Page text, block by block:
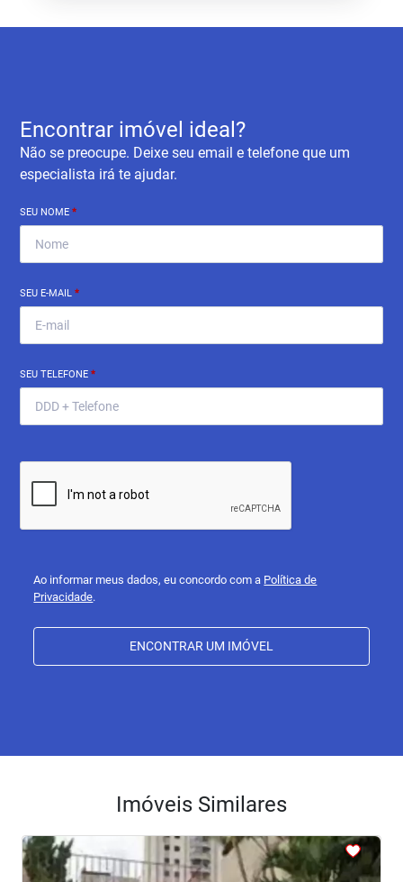
Encontrar imóvel ideal?
Não se preocupe. Deixe seu email e telefone que um
especialista irá te ajudar.
SEU NOME*
SEU E-MAIL*
SEU TELEFONE*
Ao informar meus dados, eu concordo com a Política de
Privacidade.
ENCONTRAR UM IMÓVEL
Imóveis Similares
<<